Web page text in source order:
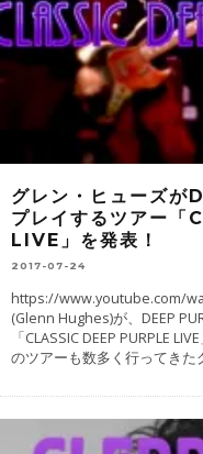
グレン・ヒューズが
プレイするツアー
LIVE」を発表！
2017-07-24
https://www.youtube.com/
(Glenn Hughes)が、DEEP
「CLASSIC DEEP PURPLE
のツアーも数多く行ってきた